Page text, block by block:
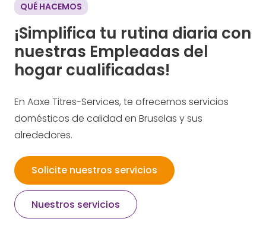
QUÉ HACEMOS
¡Simplifica tu rutina diaria con
nuestras Empleadas del
hogar cualificadas!
En Aaxe Titres-Services, te ofrecemos servicios
domésticos de calidad en Bruselas y sus
alrededores. ​
Solicite nuestros servicios
Nuestros servicios